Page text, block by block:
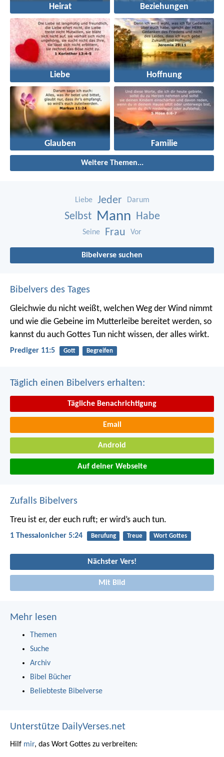
Heirat Beziehungen
Liebe Hoffnung
Glauben Familie
Weitere Themen...
Liebe Jeder Darum
Selbst Mann Habe
Seine Frau Vor
Bibelverse suchen
Bibelvers des Tages
Gleichwie du nicht weißt, welchen Weg der Wind nimmt
und wie die Gebeine im Mutterleibe bereitet werden, so
kannst du auch Gottes Tun nicht wissen, der alles wirkt.
Prediger 11:5 Gott Begreifen
Täglich einen Bibelvers erhalten:
Tägliche Benachrichtigung
Email
Android
Auf deiner Webseite
Zufalls Bibelvers
Treu ist er, der euch ruft; er wird’s auch tun.
1 Thessalonicher 5:24 Berufung Treue Wort Gottes
Nächster Vers!
Mit Bild
Mehr lesen
Themen
Suche
Archiv
Bibel Bücher
Beliebteste Bibelverse
Unterstütze DailyVerses.net
Hilf mir, das Wort Gottes zu verbreiten: